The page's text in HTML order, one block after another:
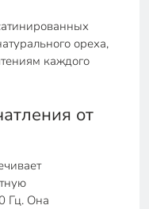
ореха,
каждого
от
Гц. Она